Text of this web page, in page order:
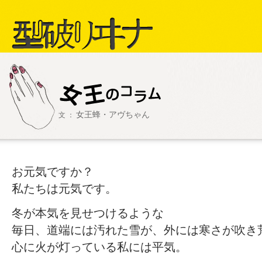
文 ： 女王蜂・アヴちゃん
お元気ですか？
私たちは元気です。
冬が本気を見せつけるような
毎日、道端には汚れた雪が、外には寒さが吹き
心に火が灯っている私には平気。